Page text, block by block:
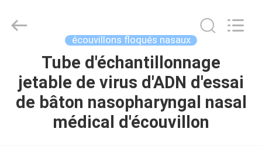
MAISON
PRODUITS
Technology
écouvillons floqués nasaux
Tube d'échantillonnage
jetable de virus d'ADN d'essai
de bâton nasopharyngal nasal
médical d'écouvillon